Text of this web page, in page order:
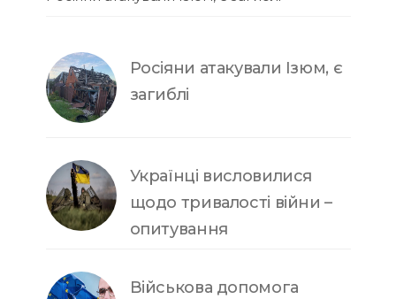
Росіяни атакували Ізюм, є
загиблі
Українці висловилися
щодо тривалості війни –
опитування
Військова допомога